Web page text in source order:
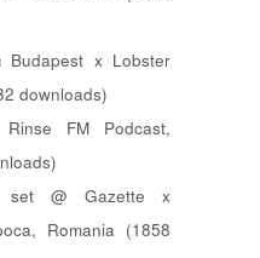
Budapest x Lobster
downloads)
FM Podcast,
@ Gazette x
Romania (1858